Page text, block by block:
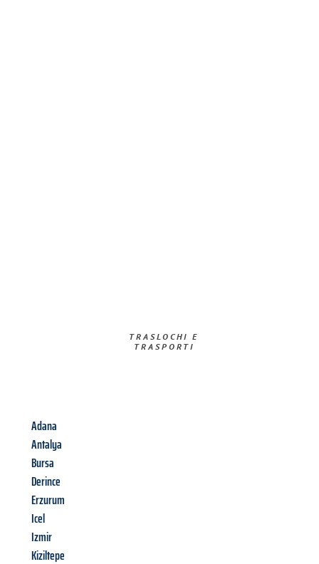
TRASLOCHI E
TRASPORTI​
Adana
Antalya
Bursa
Derince
Erzurum
Icel
Izmir
Kiziltepe